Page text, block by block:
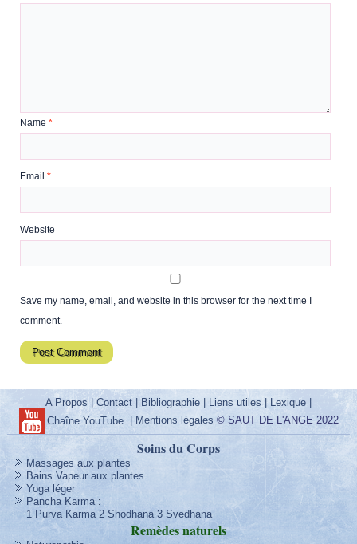
Name*
Email*
Website
Save my name, email, and website in this browser for the next time I
comment.
A Propos |Contact Bibliographie Liens utiles | Lexique
Chaîne YouTube| Mentions légales © SAUT DE L'ANGE 2022
Soins du Corps
Massages aux plantes
Bains Vapeur aux plantes
Yoga léger
Pancha Karma:
1 Purva Karma 2 Shodhana 3 Svedhana
Remèdesnaturels